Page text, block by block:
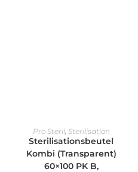
IN DEN WARENKORB
Pro Steril, Sterilisation
Sterilisationsbeutel
Kombi (Transparent)
60×100 PK B,